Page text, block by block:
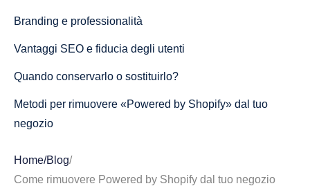
Branding e professionalità
Vantaggi SEO e fiducia degli utenti
Quando conservarlo o sostituirlo?
Metodi per rimuovere «Powered by Shopify» dal tuo
negozio
Home/Blog/
Come rimuovere Powered by Shopify dal tuo negozio